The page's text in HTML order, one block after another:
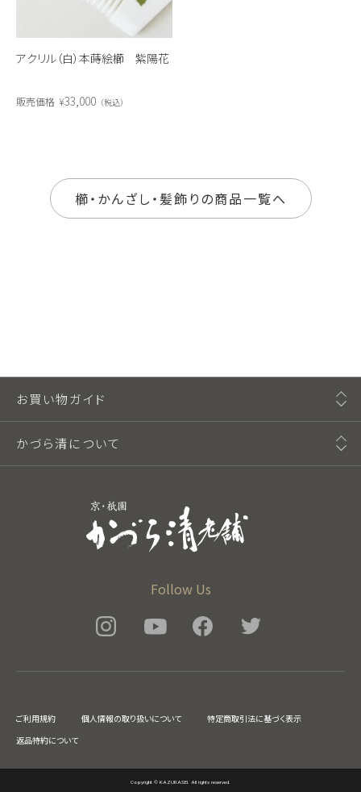
アクリル（白）本蒔絵櫛 紫陽花
販売価格 ¥33,000 税込
櫛・かんざし・髪飾りの商品一覧へ
Follow Us
お買い物ガイド
かづら清について
ご利用規約 個人情報の取り扱いについて
特定商取引法に基づく表示
返品特約について
Copyright © KAZURASEI. All rights reserved.